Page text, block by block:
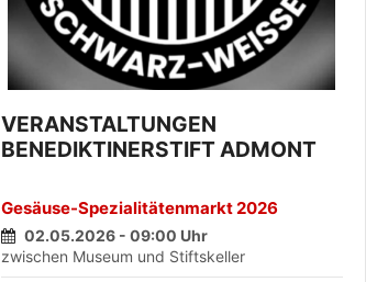
VERANSTALTUNGEN
BENEDIKTINERSTIFT ADMONT
Gesäuse-Spezialitätenmarkt 2026
02.05.2026 - 09:00 Uhr
zwischen Museum und Stiftskeller